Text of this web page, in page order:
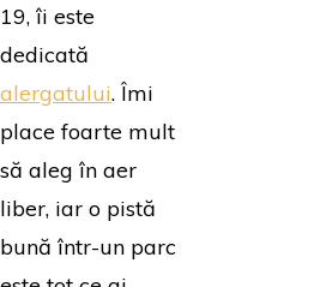
19, îi este
dedicată
alergatului. Îmi
place foarte mult
să aleg în aer
liber, iar o pistă
bună într-un parc